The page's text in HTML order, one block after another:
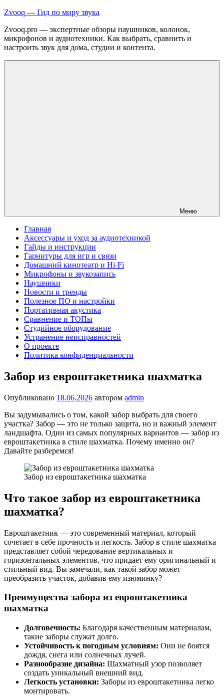
Перейти
содержимому
Zvooq — Гид по миру звука
Zvooq.pro — экспертные обзоры наушников, колонок,
микрофонов и аудиотехники. Как выбрать, сравнить и
настроить звук для дома, студии и контента.
Меню
Главная
Аксессуары и уход за аудиотехникой
Гайды и инструкции
Гарнитуры для игр и связи
Домашний кинотеатр и Hi-Fi
Микрофоны и звукозапись
Наушники
Новости и тренды
Полезное ПО и настройки
Портативная акустика
Сравнение и ТОПы
Студийное оборудование
Устранение неисправностей
О проекте
Политика конфиденциальности
Забор из евроштакетника шахматка
Опубликовано 18.06.2026 автором admin
Вы задумывались о том, какой забор выбрать для своего
участка? Забор — это не только защита, но и важный элемент
ландшафта. Один из самых популярных вариантов — забор из
евроштакетника в стиле шахматка. Почему именно он?
Давайте разберемся!
Забор из евроштакетника шахматка
Что такое забор из евроштакетника
шахматка?
Евроштакетник — это современный материал, который
сочетает в себе прочность и легкость. Забор в стиле шахматка
представляет собой чередование вертикальных и
горизонтальных элементов, что придает ему оригинальный и
стильный вид. Вы замечали, как такой забор может
преобразить участок, добавив ему изюминку?
Преимущества забора из евроштакетника
шахматка
Долговечность: Благодаря качественным материалам,
такие заборы служат долго.
Устойчивость к погодным условиям: Они не боятся
дождя, снега или солнечных лучей.
Разнообразие дизайна: Шахматный узор позволяет
создать уникальный внешний вид.
Легкость установки: Заборы из евроштакетника легко
монтировать.